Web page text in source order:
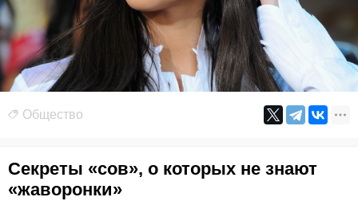
Общество
Секреты «сов», о которых не знают
«жаворонки»